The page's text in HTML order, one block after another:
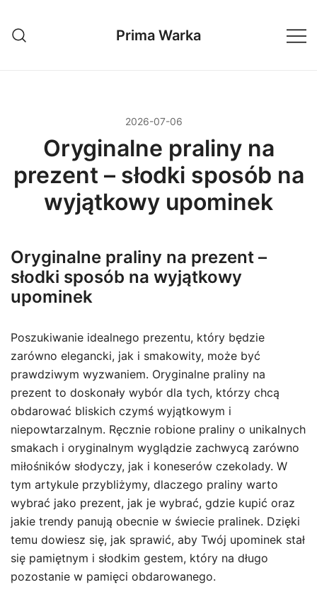
treści
Prima Warka
2026-07-06
Oryginalne praliny na
prezent – słodki sposób na
wyjątkowy upominek
Oryginalne praliny na prezent –
słodki sposób na wyjątkowy
upominek
Poszukiwanie idealnego prezentu, który będzie
zarówno elegancki, jak i smakowity, może być
prawdziwym wyzwaniem. Oryginalne praliny na
prezent to doskonały wybór dla tych, którzy chcą
obdarować bliskich czymś wyjątkowym i
niepowtarzalnym. Ręcznie robione praliny o unikalnych
smakach i oryginalnym wyglądzie zachwycą zarówno
miłośników słodyczy, jak i koneserów czekolady. W
tym artykule przybliżymy, dlaczego praliny warto
wybrać jako prezent, jak je wybrać, gdzie kupić oraz
jakie trendy panują obecnie w świecie pralinek. Dzięki
temu dowiesz się, jak sprawić, aby Twój upominek stał
się pamiętnym i słodkim gestem, który na długo
pozostanie w pamięci obdarowanego.